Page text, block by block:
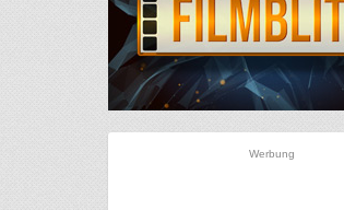
Werbung